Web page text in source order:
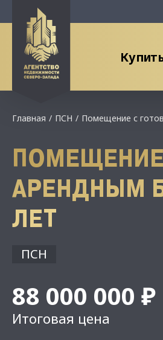
Главная ПСН Помещение с
АРЕНДНЫМ
ЛЕТ
ПСН
88 000 000 ₽
Итоговая цена